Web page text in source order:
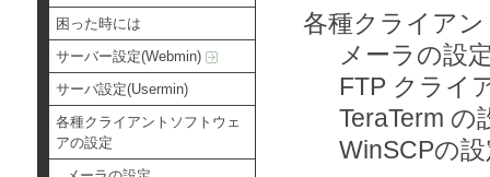
困った時には
サーバー設定(Webmin)
サーバ設定(Usermin)
各種クライアントソフトウェ
アの設定
各種クライア
メーラの設
FTP クライ
TeraTerm の
WinSCPの